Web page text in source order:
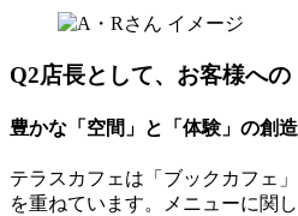
Q2店長として、お客様へ
豊かな「空間」と「体験」の創造
テラスカフェは「ブックカフェ
を重ねています。メニューに関